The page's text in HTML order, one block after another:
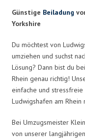
Günstige Beiladung
Yorkshire
Du möchtest von
umziehen und suchst
Lösung? Dann bist du
Rhein genau richtig!
einfache und
Ludwigshafen am Rhein
Bei Umzugsmeister
von unserer